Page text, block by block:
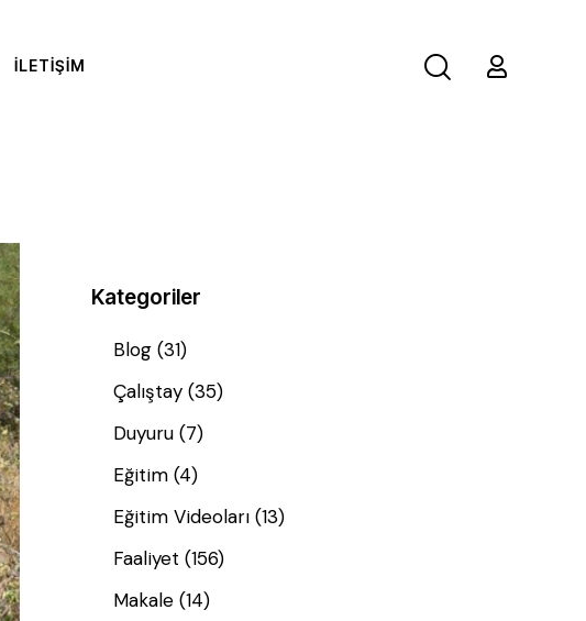
İLETIŞIM
Kategoriler
Blog (31)
Çalıştay (35)
Duyuru (7)
Eğitim (4)
Eğitim Videoları (13)
Faaliyet (156)
Makale (14)